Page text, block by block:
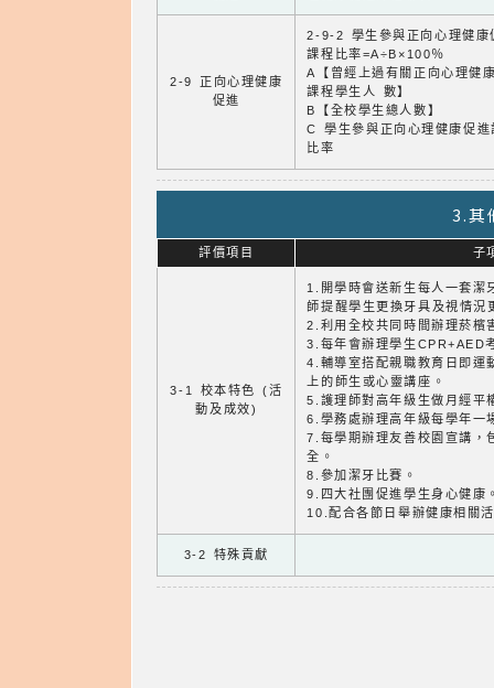
2-9 正向心理健康
促進
2-9-2 學生參與正向心理健康
課程比率=A÷B×100％
A【曾經上過有關正向心理健
課程學生人 數】
B【全校學生總人數】
C 學生參與正向心理健康促進
比率
3.其
評價項目 子
3-1 校本特色 (活
動及成效)
1.開學時會送新生每人一套潔
師提醒學生更換牙具及視情況
2.利用全校共同時間辦理菸檳
3.每年會辦理學生CPR+AED
4.輔導室搭配親職教育日即運
上的師生或心靈講座。
5.護理師對高年級生做月經平
6.學務處辦理高年級每學年一
7.每學期辦理友善校園宣講，
全。
8.參加潔牙比賽。
9.四大社團促進學生身心健康
10.配合各節日舉辦健康相關
3-2 特殊貢獻